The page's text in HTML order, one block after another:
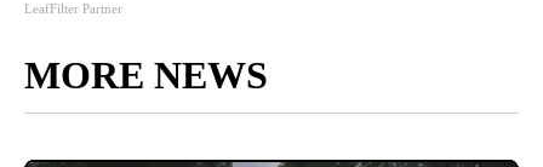
LeafFilter Partner
MORE NEWS